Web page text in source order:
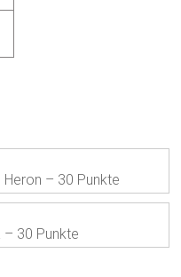
Heron – 30 Punkte
– 30 Punkte